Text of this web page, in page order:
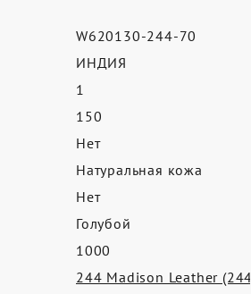
W620130-244-70
ИНДИЯ
1
150
Нет
Натуральная кожа
Нет
Голубой
1000
244 Madison Leather (244)